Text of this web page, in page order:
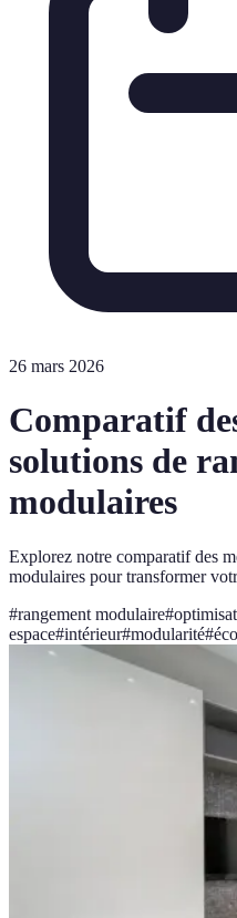
26 mars 2026
Comparatif
solutions de
modulaires
Explorez notre comparatif des
modulaires pour transformer
#rangement modulaire#
espace#intérieur#modularité#